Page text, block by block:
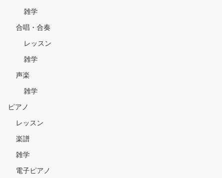
雑学
合唱・合奏
レッスン
雑学
声楽
雑学
ピアノ
レッスン
楽譜
雑学
電子ピアノ